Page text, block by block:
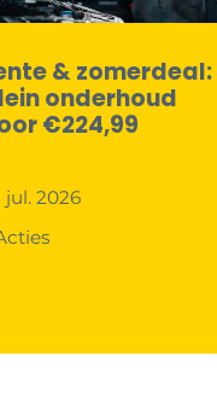
& zomerdeal:
onderhoud
€224,99
jul. 2026